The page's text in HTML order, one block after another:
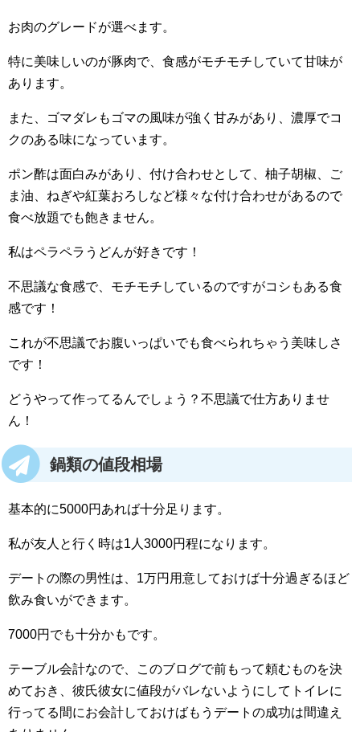
お肉のグレードが選べます。
特に美味しいのが豚肉で、食感がモチモチしていて甘味が
あります。
また、ゴマダレもゴマの風味が強く甘みがあり、濃厚でコ
クのある味になっています。
ポン酢は面白みがあり、付け合わせとして、柚子胡椒、ご
ま油、ねぎや紅葉おろしなど様々な付け合わせがあるので
食べ放題でも飽きません。
私はペラペラうどんが好きです！
不思議な食感で、モチモチしているのですがコシもある食
感です！
これが不思議でお腹いっぱいでも食べられちゃう美味しさ
です！
どうやって作ってるんでしょう？不思議で仕方ありませ
ん！
鍋類の値段相場
基本的に5000円あれば十分足ります。
私が友人と行く時は1人3000円程になります。
デートの際の男性は、1万円用意しておけば十分過ぎるほど
飲み食いができます。
7000円でも十分かもです。
テーブル会計なので、このブログで前もって頼むものを決
めておき、彼氏彼女に値段がバレないようにしてトイレに
行ってる間にお会計しておけばもうデートの成功は間違え